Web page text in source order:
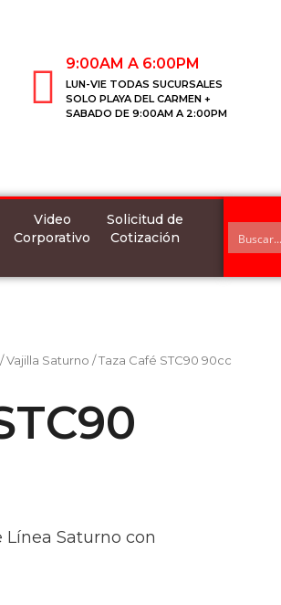
9:00AM A 6:00PM
LUN-VIE TODAS SUCURSALES
SOLO PLAYA DEL CARMEN +
SABADO DE 9:00AM A 2:00PM
Video
Corporativo
Solicitud de
Cotización
/Vajilla Saturno / Taza Café STC90 90cc
Línea Saturno con